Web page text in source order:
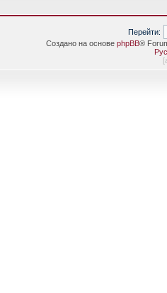
Перейти:
Создано на основе phpBB®
[